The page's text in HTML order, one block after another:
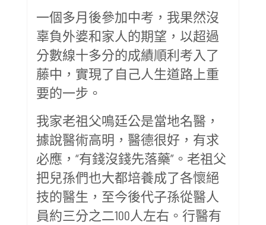
一個多月後參加中考，我果然沒
辜負外婆和家人的期望，以超過
分數線十多分的成績順利考入了
藤中，實現了自己人生道路上重
要的一步。
我家老祖父鳴廷公是當地名醫，
據說醫術高明，醫德很好，有求
必應，“有錢沒錢先落藥”。老祖父
把兒孫們也大都培養成了各懷絕
技的醫生，至今後代子孫從醫人
員約三分之二100人左右。行醫有